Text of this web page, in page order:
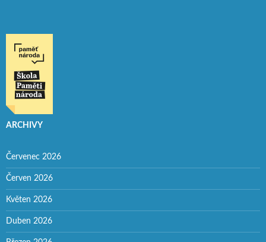
ARCHIVY
Červenec 2026
Červen 2026
Květen 2026
Duben 2026